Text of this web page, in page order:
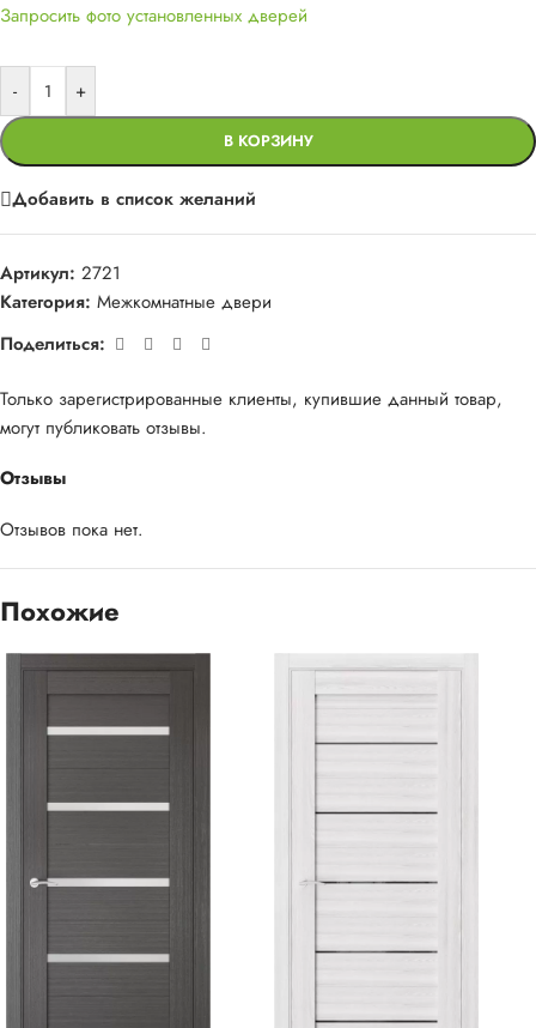
Запросить фото установленных дверей
- +
В КОРЗИНУ
Добавить в список желаний
Артикул: 2721
Категория: Межкомнатные двери
Поделиться:
Отзывы
Отзывов пока нет.
Только зарегистрированные клиенты, купившие данный товар,
могут публиковать отзывы.
Похожие